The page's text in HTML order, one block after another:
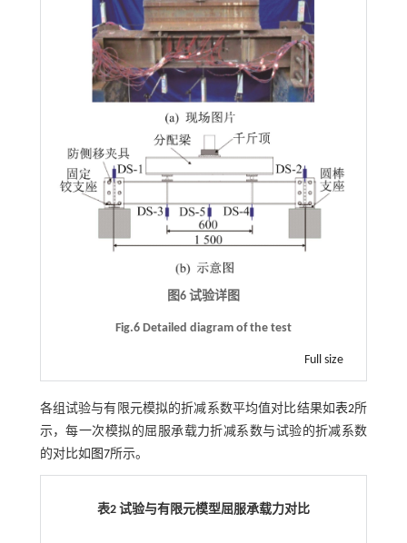
图6 试验详图
Fig.6 Detailed diagram of the test
Full size
各组试验与有限元模拟的折减系数平均值对比结果如表2所
示，每一次模拟的屈服承载力折减系数与试验的折减系数
的对比如 图7所示。
表2 试验与有限元模型屈服承载力对比